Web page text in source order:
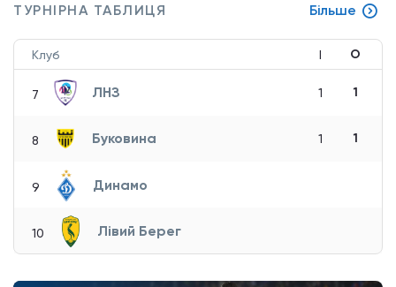
ТУРНІРНА ТАБЛИЦЯ Більше
Клуб І О
7 ЛНЗ 1 1
8 Буковина 1 1
9 Динамо
10 Лівий Берег